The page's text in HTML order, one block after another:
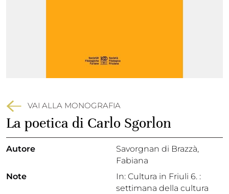
VAI ALLA MONOGRAFIA
La poetica di Carlo Sgorlon
Autore
Savorgnan di Brazzà,
Fabiana
Note
In: Cultura in Friuli 6. :
settimana della cultura